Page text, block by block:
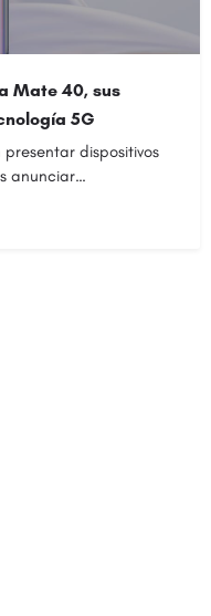
Mate 40, sus
5G
dispositivos
anunciar…